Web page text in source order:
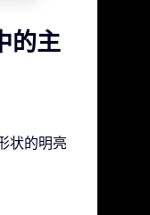
的主
状的明亮